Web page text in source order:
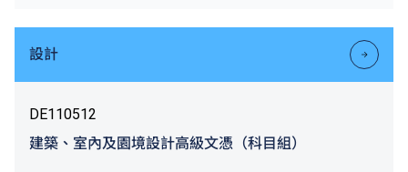
設計
DE110512
建築、室內及園境設計高級文憑（科目組）